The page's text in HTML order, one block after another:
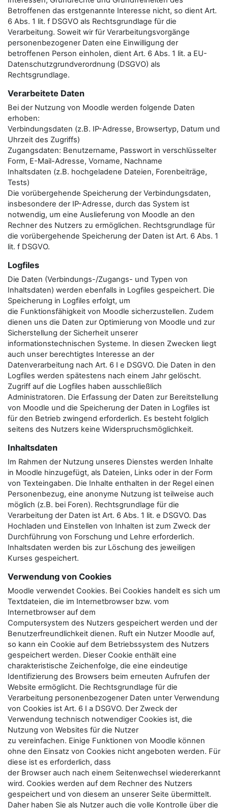
Betroffenen das erstgenannte Interesse nicht, so dient Art.
6 Abs. 1 lit. f DSGVO als Rechtsgrundlage für die
Verarbeitung. Soweit wir für Verarbeitungsvorgänge
personenbezogener Daten eine Einwilligung der
betroffenen Person einholen, dient Art. 6 Abs. 1 lit. a EU-
Datenschutzgrundverordnung (DSGVO) als
Rechtsgrundlage.
Verarbeitete Daten
Bei der Nutzung von Moodle werden folgende Daten
erhoben:
Verbindungsdaten (z.B. IP-Adresse, Browsertyp, Datum und
Uhrzeit des Zugriffs)
Zugangsdaten: Benutzername, Passwort in verschlüsselter
Form, E-Mail-Adresse, Vorname, Nachname
Inhaltsdaten (z.B. hochgeladene Dateien, Forenbeiträge,
Tests)
Die vorübergehende Speicherung der Verbindungsdaten,
insbesondere der IP-Adresse, durch das System ist
notwendig, um eine Auslieferung von Moodle an den
Rechner des Nutzers zu ermöglichen. Rechtsgrundlage für
die vorübergehende Speicherung der Daten ist Art. 6 Abs. 1
lit. f DSGVO.
Logfiles
Die Daten (Verbindungs-/Zugangs- und Typen von
Inhaltsdaten) werden ebenfalls in Logfiles gespeichert. Die
Speicherung in Logfiles erfolgt, um
die Funktionsfähigkeit von Moodle sicherzustellen. Zudem
dienen uns die Daten zur Optimierung von Moodle und zur
Sicherstellung der Sicherheit unserer
informationstechnischen Systeme. In diesen Zwecken liegt
auch unser berechtigtes Interesse an der
Datenverarbeitung nach Art. 6 I e DSGVO. Die Daten in den
Logfiles werden spätestens nach einem Jahr gelöscht.
Zugriff auf die Logfiles haben ausschließlich
Administratoren. Die Erfassung der Daten zur Bereitstellung
von Moodle und die Speicherung der Daten in Logfiles ist
für den Betrieb zwingend erforderlich. Es besteht folglich
seitens des Nutzers keine Widerspruchsmöglichkeit.
Inhaltsdaten
Im Rahmen der Nutzung unseres Dienstes werden Inhalte
in Moodle hinzugefügt, als Dateien, Links oder in der Form
von Texteingaben. Die Inhalte enthalten in der Regel einen
Personenbezug, eine anonyme Nutzung ist teilweise auch
möglich (z.B. bei Foren). Rechtsgrundlage für die
Verarbeitung der Daten ist Art. 6 Abs. 1 lit. e DSGVO. Das
Hochladen und Einstellen von Inhalten ist zum Zweck der
Durchführung von Forschung und Lehre erforderlich.
Inhaltsdaten werden bis zur Löschung des jeweiligen
Kurses gespeichert.
Verwendung von Cookies
Moodle verwendet Cookies. Bei Cookies handelt es sich um
Textdateien, die im Internetbrowser bzw. vom
Internetbrowser auf dem
Computersystem des Nutzers gespeichert werden und der
Benutzerfreundlichkeit dienen. Ruft ein Nutzer Moodle auf,
so kann ein Cookie auf dem Betriebssystem des Nutzers
gespeichert werden. Dieser Cookie enthält eine
charakteristische Zeichenfolge, die eine eindeutige
Identifizierung des Browsers beim erneuten Aufrufen der
Website ermöglicht. Die Rechtsgrundlage für die
Verarbeitung personenbezogener Daten unter Verwendung
von Cookies ist Art. 6 I a DSGVO. Der Zweck der
Verwendung technisch notwendiger Cookies ist, die
Nutzung von Websites für die Nutzer
zu vereinfachen. Einige Funktionen von Moodle können
ohne den Einsatz von Cookies nicht angeboten werden. Für
diese ist es erforderlich, dass
der Browser auch nach einem Seitenwechsel wiedererkannt
wird. Cookies werden auf dem Rechner des Nutzers
gespeichert und von diesem an unserer Seite übermittelt.
Daher haben Sie als Nutzer auch die volle Kontrolle über die